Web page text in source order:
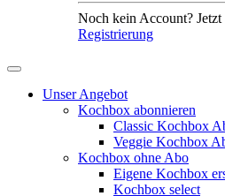
Noch kein Account? Jetzt
Registrierung
Unser Angebot
Kochbox abonnieren
Classic Kochbox
Veggie Kochbox
Kochbox ohne Abo
Eigene Kochbox
Kochbox select